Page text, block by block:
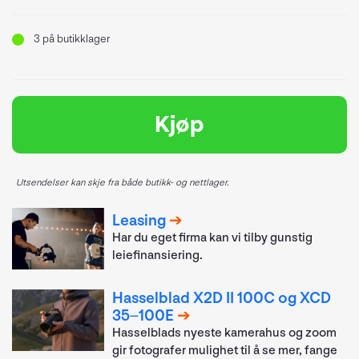
3 på butikklager
Kjøp
Utsendelser kan skje fra både butikk- og nettlager.
Leasing
Har du eget firma kan vi tilby gunstig
leiefinansiering.
Hasselblad X2D II 100C og XCD
35–100E
Hasselblads nyeste kamerahus og zoom
gir fotografer mulighet til å se mer, fange